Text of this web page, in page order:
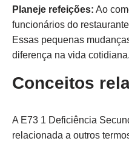
Planeje refeições: Ao
funcionários do
Essas pequenas
diferença na vida cotidiana.
Conceitos
A E73 1 Deficiência
relacionada a outros